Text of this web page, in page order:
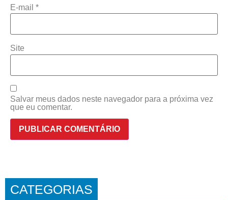
E-mail *
Site
Salvar meus dados neste navegador para a próxima vez
que eu comentar.
CATEGORIAS